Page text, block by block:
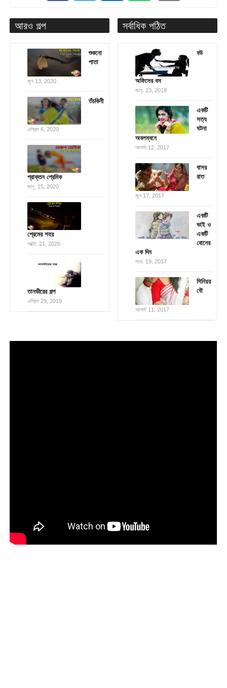
আরও গল্প
শুকনো
পাতা
জুন 13, 2020
তঁচকিনী
এপ্রিল 6, 2020
প্রাক্তন প্রেমিক
জানু. 15, 2020
প্রেমের শহর
অক্টো. 21, 2020
তানভীরের গল্প
এপ্রিল 29, 2019
সর্বাধিক পঠিত
বউ
অফিসের বস
জানু. 23, 2018
একটি
সত্য
ঘটনা
অবলম্বনে
আগস্ট 12, 2017
বাসর
রাত
জুন 17, 2017
একটি
ভাই ও
একটি
বোনের
এক দিন
নভে. 19, 2017
সিনিয়র
বৌ
আগস্ট 11, 2017